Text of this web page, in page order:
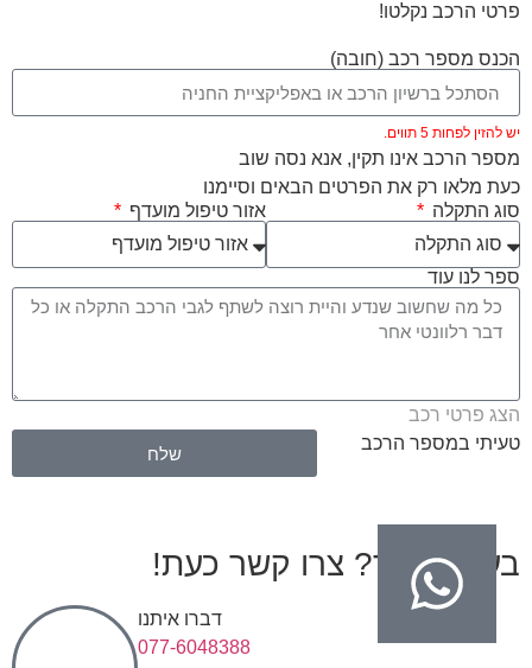
פרטי הרכב נקלטו!
הכנס מספר רכב (חובה)
יש להזין לפחות 5 תווים.
מספר הרכב אינו תקין, אנא נסה שוב
כעת מלאו רק את הפרטים הבאים וסיימנו
סוג התקלה
אזור טיפול מועדף
ספר לנו עוד
הצג פרטי רכב
טעיתי במספר הרכב
שלח
בעיות בגיר? צרו קשר כעת!
דברו איתנו
077-6048388